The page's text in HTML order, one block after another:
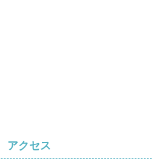
アクセス